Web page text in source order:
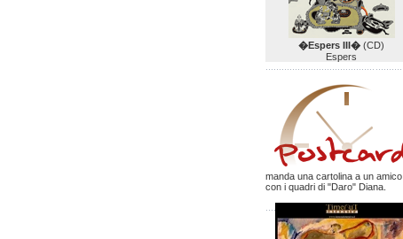
�Espers III� (CD)
Espers
manda una cartolina a un amico
con i quadri di "Daro" Diana.